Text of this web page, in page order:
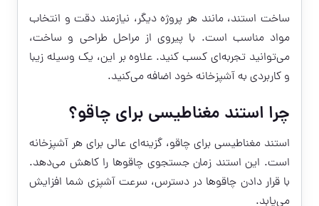
ساخت استند، مانند هر پروژه دیگر، نیازمند دقت و انتخاب
مواد مناسب است. با پیروی از مراحل طراحی و ساخت،
می‌توانید تجربه‌ای کسب کنید. علاوه بر این، یک وسیله زیبا
و کاربردی به آشپزخانه خود اضافه می‌کنید.
چرا استند مغناطیسی برای چاقو؟
استند مغناطیسی برای چاقو، گزینه‌ای عالی برای هر آشپزخانه
است. این استند زمان جستجوی چاقوها را کاهش می‌دهد.
با قرار دادن چاقوها در دسترس، سرعت آشپزی شما افزایش
می‌یابد.